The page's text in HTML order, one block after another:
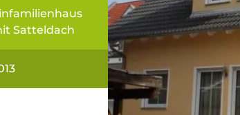
Satteldach